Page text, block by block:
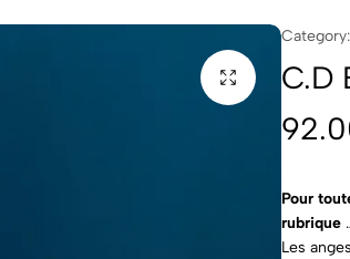
Category:
C.D
Pour
rubrique
Les